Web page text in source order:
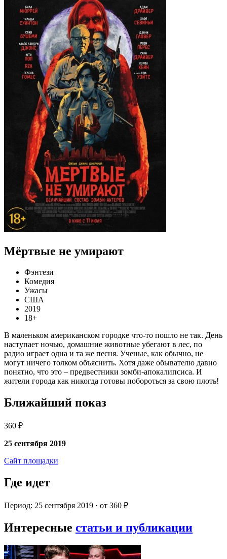
Мёртвые не умирают
Фэнтези
Комедия
Ужасы
США
2019
18+
В маленьком американском городке что-то пошло не так. День
наступает ночью, домашние животные убегают в лес, по
радио играет одна и та же песня. Ученые, как обычно, не
могут ничего толком объяснить. Хотя даже обывателю давно
понятно, что это – предвестники зомби-апокалипсиса. И
жители города как никогда готовы побороться за свою плоть!
Ближайший показ
360 ₽
25 сентября 2019
Сайт площадки
Где идет
Период: 25 сентября 2019 · от 360 ₽
Интересные статьи и публикации